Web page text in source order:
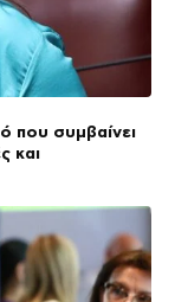
που συμβαίνει
και